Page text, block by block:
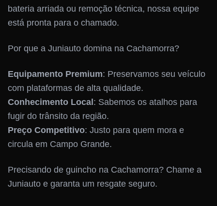
bateria arriada ou remoção técnica, nossa equipe
está pronta para o chamado.
Por que a Juniauto domina na Cachamorra?
Equipamento Premium: Preservamos seu veículo
com plataformas de alta qualidade.
Conhecimento Local : Sabemos os atalhos para
fugir do trânsito da região.
Preço Competitivo: Justo para quem mora e
circula em Campo Grande.
Precisando de guincho na Cachamorra? Chame a
Juniauto e garanta um resgate seguro.